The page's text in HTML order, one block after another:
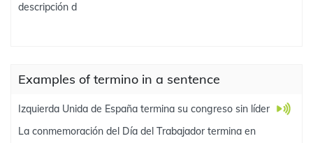
descripción d
Examples of termino in a sentence
Izquierda Unida de España termina su congreso sin líder
La conmemoración del Día del Trabajador termina en